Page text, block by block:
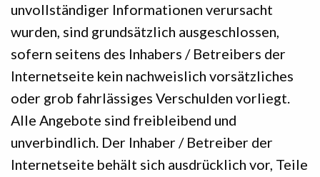
unvollständiger Informationen verursacht
wurden, sind grundsätzlich ausgeschlossen,
sofern seitens des Inhabers / Betreibers der
Internetseite kein nachweislich vorsätzliches
oder grob fahrlässiges Verschulden vorliegt.
Alle Angebote sind freibleibend und
unverbindlich. Der Inhaber / Betreiber der
Internetseite behält sich ausdrücklich vor, Teile